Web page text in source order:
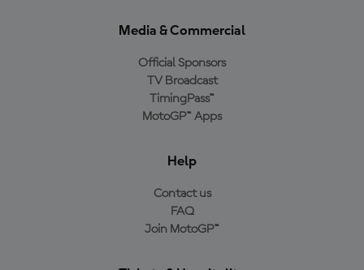
Media & Commercial
Official Sponsors
TV Broadcast
TimingPass™
MotoGP™ Apps
Help
Contact us
FAQ
Join MotoGP™